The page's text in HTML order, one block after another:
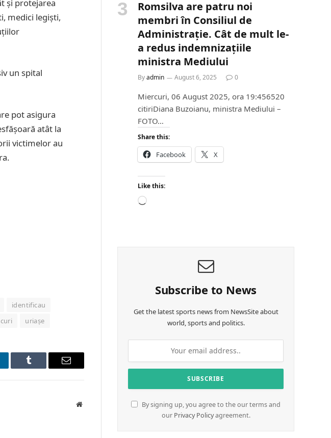
și protejarea
medici legiști,
un spital
pot asigura
atât la
victimelor au
identificau
uriașe
Tumblr Email
Website
Romsilva are patru noi
membri în Consiliul de
Administrație. Cât de mult le-
a redus indemnizațiile
ministra Mediului
Byadmin August 6, 2025 0
Miercuri, 06 August 2025, ora 19:456520
citiriDiana Buzoianu, ministra Mediului –
FOTO…
Share this:
Facebook X
Like this:
L
Subscribe to News
Get the latest sports news from NewsSite about
world, sports and politics.
By signing up, you agree to the our terms and
our Privacy Policyagreement.